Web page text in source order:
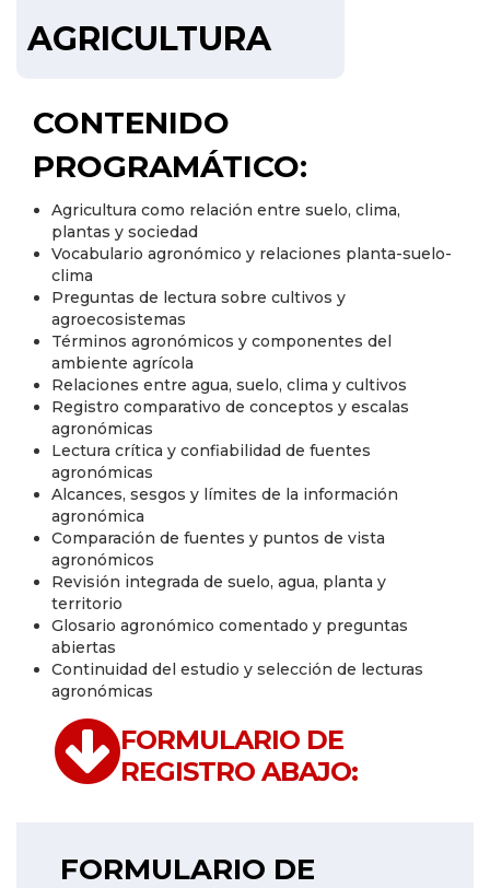
AGRICULTURA
CONTENIDO
PROGRAMÁTICO:
Agricultura como relación entre suelo, clima,
plantas y sociedad
Vocabulario agronómico y relaciones planta-suelo-
clima
Preguntas de lectura sobre cultivos y
agroecosistemas
Términos agronómicos y componentes del
ambiente agrícola
Relaciones entre agua, suelo, clima y cultivos
Registro comparativo de conceptos y escalas
agronómicas
Lectura crítica y confiabilidad de fuentes
agronómicas
Alcances, sesgos y límites de la información
agronómica
Comparación de fuentes y puntos de vista
agronómicos
Revisión integrada de suelo, agua, planta y
territorio
Glosario agronómico comentado y preguntas
abiertas
Continuidad del estudio y selección de lecturas
agronómicas
FORMULARIO DE
REGISTRO ABAJO:
FORMULARIO DE